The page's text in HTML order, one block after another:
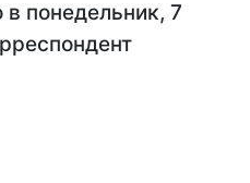
понедельник, 7